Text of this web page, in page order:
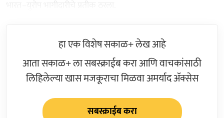
हा एक विशेष सकाळ+ लेख आहे
आता सकाळ+ ला सबस्क्राईब करा आणि वाचकांसाठी
लिहिलेल्या खास मजकूराचा मिळवा अमर्याद ॲक्सेस
सबस्क्राईब करा